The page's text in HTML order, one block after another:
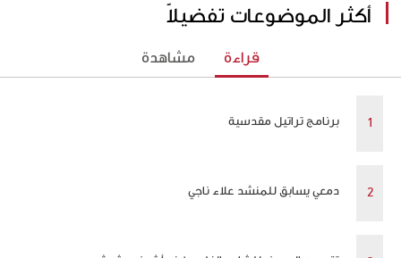
أكثر الموضوعات تفضيلاً
قراءة مشاهدة
برنامج تراتيل مقدسية
دمعي يسابق للمنشد علاء ناجي